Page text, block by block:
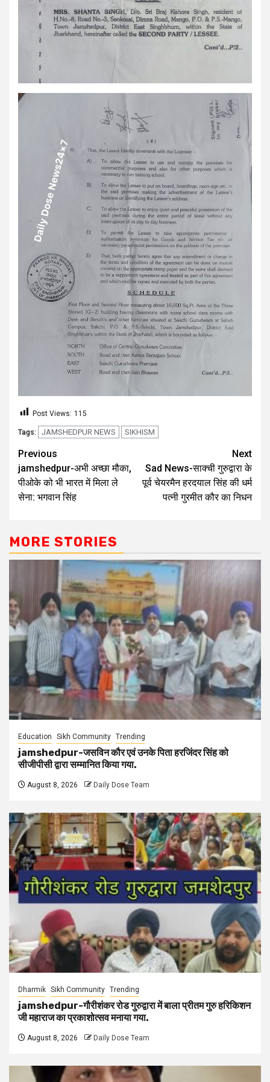
Post Views: 115
Tags: JAMSHEDPUR NEWS SIKHISM
Previous
jamshedpur-अभी अच्छा मौका,
पीओके को भी भारत में मिला ले
सेना: भगवान सिंह
Next
Sad News-साक्ची गुरुद्वारा के
पूर्व चेयरमैन हरदयाल सिंह की धर्म
पत्नी गुरमीत कौर का निधन
MORE STORIES
Education Sikh Community Trending
jamshedpur-जसविन कौर एवं उनके पिता हरजिंदर सिंह को
सीजीपीसी द्वारा सम्मानित किया गया.
August 8, 2026 Daily Dose Team
Dharmik Sikh Community Trending
jamshedpur-गौरीशंकर रोड गुरुद्वारा में बाला प्रीतम गुरु हरिकिशन
जी महाराज का प्रकाशोत्सव मनाया गया.
August 8, 2026 Daily Dose Team